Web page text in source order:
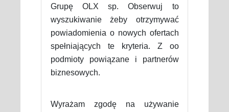
Grupę OLX sp. Obserwuj to
wyszukiwanie żeby otrzymywać
powiadomienia o nowych ofertach
spełniających te kryteria. Z oo
podmioty powiązane i partnerów
biznesowych.
Wyrażam zgodę na używanie